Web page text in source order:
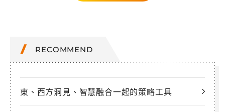
RECOMMEND
東、西方洞見、智慧融合一起的策略工具